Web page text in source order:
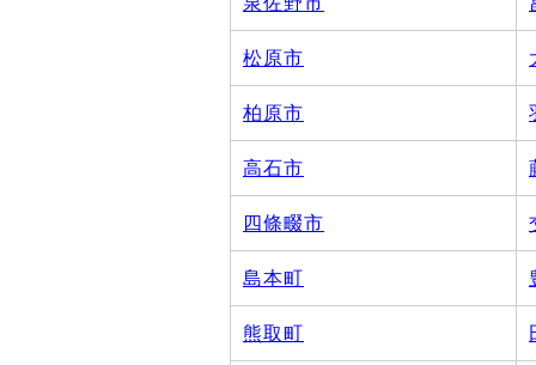
松原市
柏原市
高石市
四條畷市
島本町
熊取町